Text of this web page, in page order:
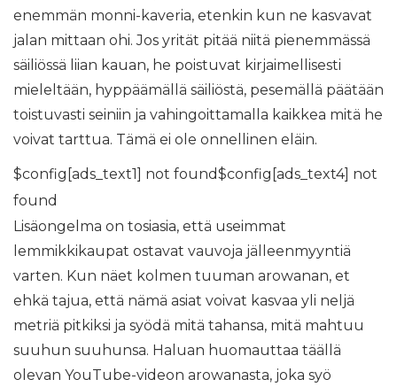
enemmän monni-kaveria, etenkin kun ne kasvavat
jalan mittaan ohi. Jos yrität pitää niitä pienemmässä
säiliössä liian kauan, he poistuvat kirjaimellisesti
mieleltään, hyppäämällä säiliöstä, pesemällä päätään
toistuvasti seiniin ja vahingoittamalla kaikkea mitä he
voivat tarttua. Tämä ei ole onnellinen eläin.
$config[ads_text1] not found$config[ads_text4] not
found
Lisäongelma on tosiasia, että useimmat
lemmikkikaupat ostavat vauvoja jälleenmyyntiä
varten. Kun näet kolmen tuuman arowanan, et
ehkä tajua, että nämä asiat voivat kasvaa yli neljä
metriä pitkiksi ja syödä mitä tahansa, mitä mahtuu
suuhun suuhunsa. Haluan huomauttaa täällä
olevan YouTube-videon arowanasta, joka syö